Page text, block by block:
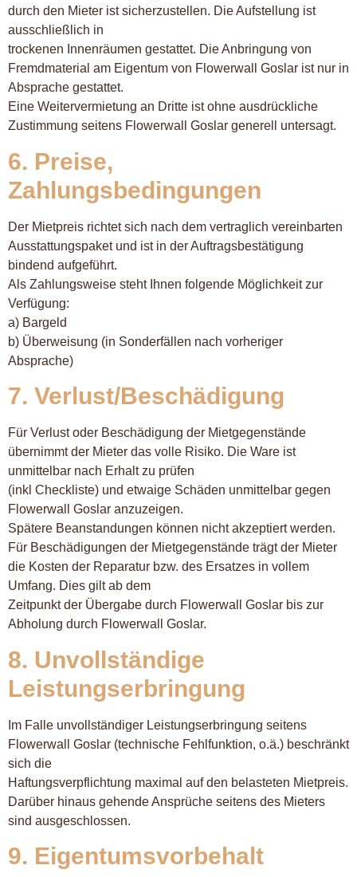
durch den Mieter ist sicherzustellen. Die Aufstellung ist
ausschließlich in
trockenen Innenräumen gestattet. Die Anbringung von
Fremdmaterial am Eigentum von Flowerwall Goslar ist nur in
Absprache gestattet.
Eine Weitervermietung an Dritte ist ohne ausdrückliche
Zustimmung seitens Flowerwall Goslar generell untersagt.
6. Preise,
Zahlungsbedingungen
Der Mietpreis richtet sich nach dem vertraglich vereinbarten
Ausstattungspaket und ist in der Auftragsbestätigung
bindend aufgeführt.
Als Zahlungsweise steht Ihnen folgende Möglichkeit zur
Verfügung:
a) Bargeld
b) Überweisung (in Sonderfällen nach vorheriger
Absprache)
7. Verlust/Beschädigung
Für Verlust oder Beschädigung der Mietgegenstände
übernimmt der Mieter das volle Risiko. Die Ware ist
unmittelbar nach Erhalt zu prüfen
(inkl Checkliste) und etwaige Schäden unmittelbar gegen
Flowerwall Goslar anzuzeigen.
Spätere Beanstandungen können nicht akzeptiert werden.
Für Beschädigungen der Mietgegenstände trägt der Mieter
die Kosten der Reparatur bzw. des Ersatzes in vollem
Umfang. Dies gilt ab dem
Zeitpunkt der Übergabe durch Flowerwall Goslar bis zur
Abholung durch Flowerwall Goslar.
8. Unvollständige
Leistungserbringung
Im Falle unvollständiger Leistungserbringung seitens
Flowerwall Goslar (technische Fehlfunktion, o.ä.) beschränkt
sich die
Haftungsverpflichtung maximal auf den belasteten Mietpreis.
Darüber hinaus gehende Ansprüche seitens des Mieters
sind ausgeschlossen.
9. Eigentumsvorbehalt